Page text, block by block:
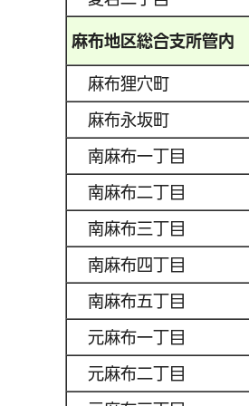
麻布地区総合支所管内
麻布狸穴町
麻布永坂町
南麻布一丁目
南麻布二丁目
南麻布三丁目
南麻布四丁目
南麻布五丁目
元麻布一丁目
元麻布二丁目